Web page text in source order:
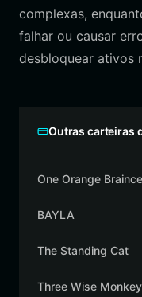
complexas,
falhar ou causar
desbloquear ativos
Outras carteiras
One Orange
BAYLA
The Standing Cat
Three Wise